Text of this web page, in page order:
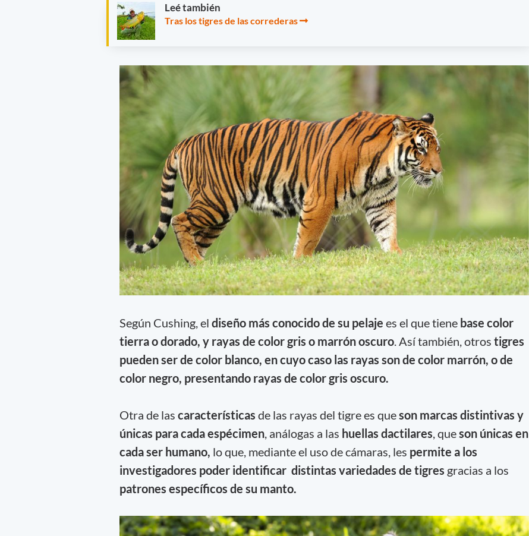
Leé también
Tras los tigres de las correderas
Según Cushing, el diseño más conocido de su pelaje es el que tiene base color
tierra o dorado, y rayas de color gris o marrón oscuro. Así también, otros tigres
pueden ser de color blanco, en cuyo caso las rayas son de color marrón, o de
color negro, presentando rayas de color gris oscuro.
Otra de las características de las rayas del tigre es queson marcas distintivas y
únicas para cada espécimen, análogas a las huellas dactilares , queson únicas en
cada ser humano, lo que, mediante el uso de cámaras, les permite a los
investigadores poder identificar distintas variedades de tigres gracias a los
patrones específicos de su manto.